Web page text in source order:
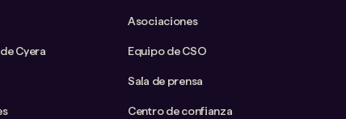
Cyera
Asociaciones
Equipo de CSO
Sala de prensa
Centro de confianza